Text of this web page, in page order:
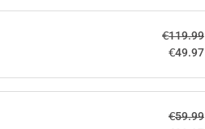
€119.99
€49.97
€59.99